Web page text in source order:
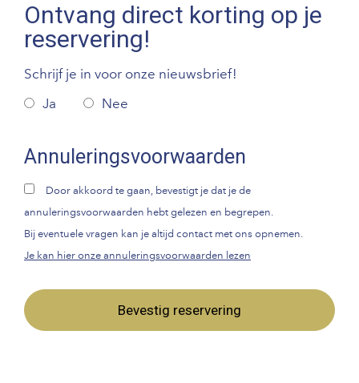
Ontvang direct korting op je
reservering!
Schrijf je in voor onze nieuwsbrief!
Ja
Nee
Annuleringsvoorwaarden
Door akkoord te gaan, bevestigt je dat je de
annuleringsvoorwaarden hebt gelezen en begrepen.
Bij eventuele vragen kan je altijd contact met ons opnemen.
Je kan hier onze annuleringsvoorwaarden lezen
Bevestig reservering